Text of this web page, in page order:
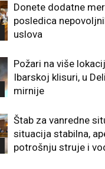
Donete dodatne
posledica
uslova
Požari na više
Ibarskoj klisuri, u
mirnije
Štab za vanredne
situacija stabilna,
potrošnju struje i